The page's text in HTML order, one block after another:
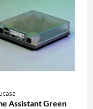
Assistant Green